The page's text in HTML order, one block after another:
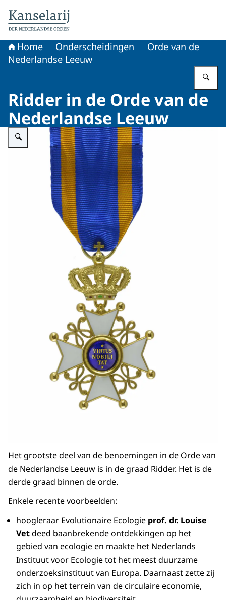
Home Onderscheidingen
Orde van de
Nederlandse Leeuw
Ridder in de Orde van de
Nederlandse Leeuw
Vergroot afbeelding Ridder in de Orde van de Nederlandse Leeuw
Het grootste deel van de benoemingen in de Orde van
de Nederlandse Leeuw is in de graad Ridder. Het is de
derde graad binnen de orde.
Enkele recente voorbeelden:
hoogleraar Evolutionaire Ecologie prof. dr. Louise
Vetdeed baanbrekende ontdekkingen op het
gebied van ecologie en maakte het Nederlands
Instituut voor Ecologie tot het meest duurzame
onderzoeksinstituut van Europa. Daarnaast zette zij
zich in op het terrein van de circulaire economie,